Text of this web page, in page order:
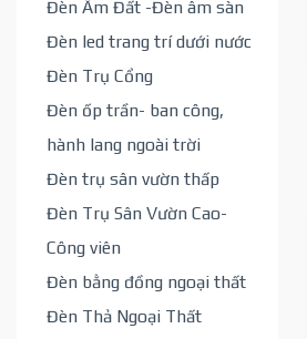
Đèn Âm Đất -Đèn âm sàn
Đèn led trang trí dưới nước
Đèn Trụ Cổng
Đèn ốp trần- ban công,
hành lang ngoài trời
Đèn trụ sân vườn thấp
Đèn Trụ Sân Vườn Cao-
Công viên
Đèn bằng đồng ngoại thất
Đèn Thả Ngoại Thất